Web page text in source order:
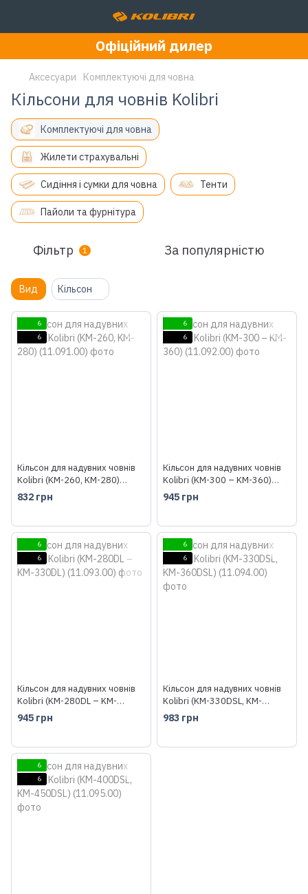
Офіційний дилер
Аксесуари Комплектуючі для човна
Кільсони для човнів Kolibri
Комплектуючі для човна
Жилети страхувальні
Сидіння і сумки для човна Тенти
Пайоли та фурнітура
Фільтр 1 За популярністю
Вид Кільсон
6
6
Кільсон для надувних човнів
Kolibri (KM-260, KM-280)
(11.091.00)
832 грн
6
6
Кільсон для надувних човнів
Kolibri (KM-300 – KM-360)
(11.092.00)
945 грн
6
6
Кільсон для надувних човнів
Kolibri (KM-280DL – KM-
330DL) (11.093.00)
945 грн
6
6
Кільсон для надувних човнів
Kolibri (KM-330DSL, KM-
360DSL) (11.094.00)
983 грн
6
6